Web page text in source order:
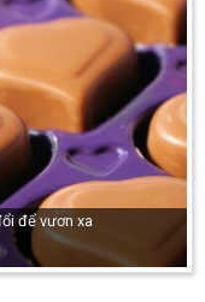
để vươn xa